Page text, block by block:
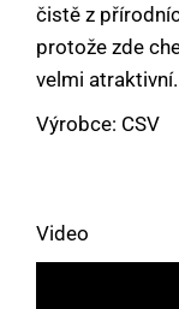
čistě z
protože zde
velmi atraktivní.
Výrobce: CSV
Video